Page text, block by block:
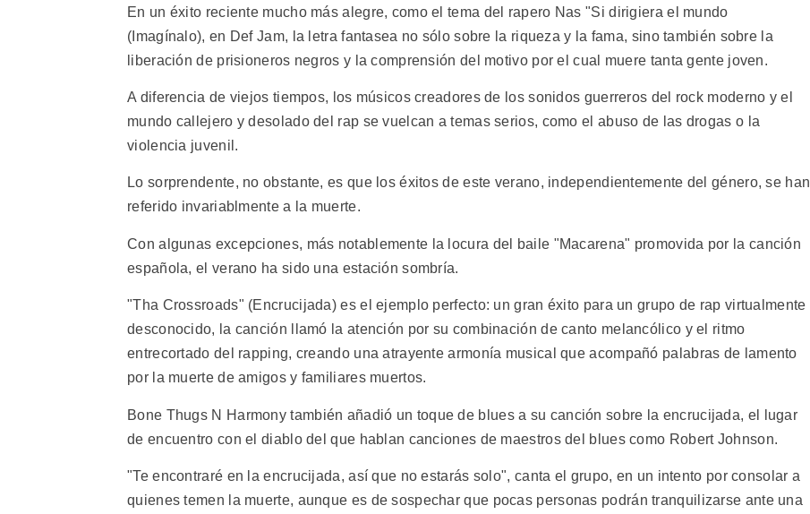
En un éxito reciente mucho más alegre, como el tema del rapero Nas "Si dirigiera el mundo
(Imagínalo), en Def Jam, la letra fantasea no sólo sobre la riqueza y la fama, sino también sobre la
liberación de prisioneros negros y la comprensión del motivo por el cual muere tanta gente joven.
A diferencia de viejos tiempos, los músicos creadores de los sonidos guerreros del rock moderno y el
mundo callejero y desolado del rap se vuelcan a temas serios, como el abuso de las drogas o la
violencia juvenil.
Lo sorprendente, no obstante, es que los éxitos de este verano, independientemente del género, se han
referido invariablmente a la muerte.
Con algunas excepciones, más notablemente la locura del baile "Macarena" promovida por la canción
española, el verano ha sido una estación sombría.
"Tha Crossroads" (Encrucijada) es el ejemplo perfecto: un gran éxito para un grupo de rap virtualmente
desconocido, la canción llamó la atención por su combinación de canto melancólico y el ritmo
entrecortado del rapping, creando una atrayente armonía musical que acompañó palabras de lamento
por la muerte de amigos y familiares muertos.
Bone Thugs N Harmony también añadió un toque de blues a su canción sobre la encrucijada, el lugar
de encuentro con el diablo del que hablan canciones de maestros del blues como Robert Johnson.
"Te encontraré en la encrucijada, así que no estarás solo", canta el grupo, en un intento por consolar a
quienes temen la muerte, aunque es de sospechar que pocas personas podrán tranquilizarse ante una